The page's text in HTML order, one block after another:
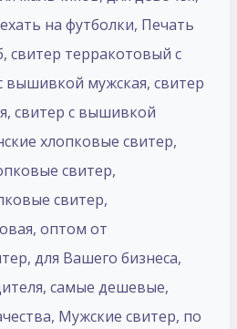
на футболки, Печать
свитер терракотовый с
вышивкой мужская, свитер
свитер с вышивкой
хлопковые свитер,
свитер,
свитер,
оптом от
для Вашего бизнеса,
самые дешевые,
Мужские свитер, по